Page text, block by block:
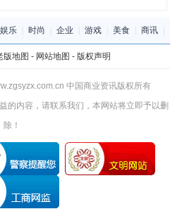
娱乐 时尚 企业 游戏 美食 商讯
版地图 - 网站地图 - 版权声明
中国商业资讯版权所有
的内容，请联系我们，本网站将立即予以删
除！